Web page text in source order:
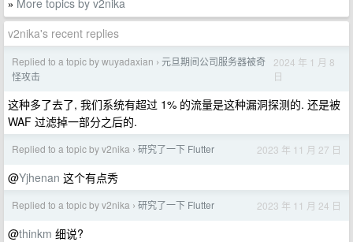
» More topics by v2nika
v2nika's recent replies
Replied to a topic by wuyadaxian › 元旦期间公司服务器被奇
怪攻击
2024 年 1 月 8
日
这种多了去了, 我们系统有超过 1% 的流量是这种漏洞探测的. 还是被
WAF 过滤掉一部分之后的.
Replied to a topic by v2nika › 研究了一下 Flutter 2023 年 11 月 27 日
@Yjhenan 这个有点秀
Replied to a topic by v2nika › 研究了一下 Flutter 2023 年 11 月 24 日
@thinkm 细说?